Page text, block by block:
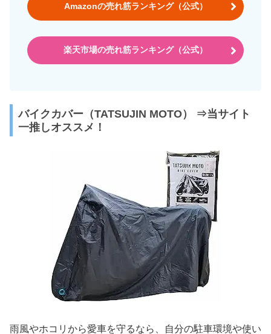
Amazonの売れ筋ランキング（公式）
楽天市場の売れ筋ランキング（公式）
バイクカバー（TATSUJIN MOTO） ⇒当サイト
一推しオススメ！
雨風やホコリから愛車を守るなら、自分の駐車環境や使い